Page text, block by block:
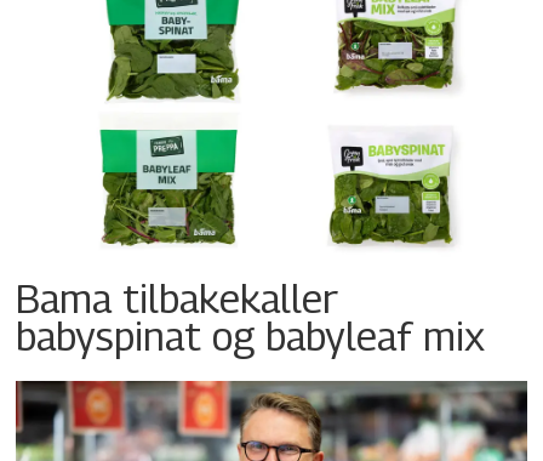
Bama tilbakekaller
babyspinat og babyleaf mix